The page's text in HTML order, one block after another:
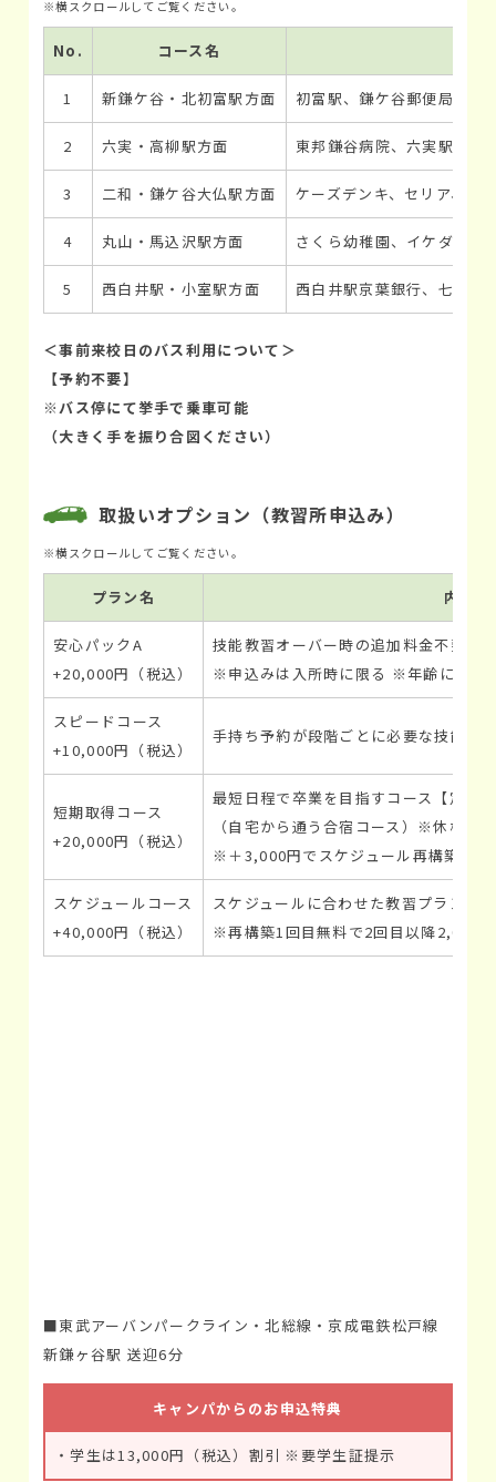
No. コース名
1 新鎌ケ谷・北初富駅方面 初富駅、鎌ケ谷郵便局、東
2 六実・高柳駅方面 東邦鎌谷病院、六実駅、さ
3 二和・鎌ケ谷大仏駅方面 ケーズデンキ、セリア、北
4 丸山・馬込沢駅方面 さくら幼稚園、イケダオー
5 西白井駅・小室駅方面 西白井駅京葉銀行、七次台
＜事前来校日のバス利用について＞
【予約不要】
※バス停にて挙手で乗車可能
（大きく手を振り合図ください）
取扱いオプション（教習所申込み）
プラン名 内容
安心パックA
+20,000円（税込）
技能教習オーバー時の追加料金不要＆
※申込みは入所時に限る ※年齢により
スピードコース
+10,000円（税込）
手持ち予約が段階ごとに必要な技能教
短期取得コース
+20,000円（税込）
最短日程で卒業を目指すコース【定員
（自宅から通う合宿コース）※休校日
※＋3,000円でスケジュール再構築（卒
スケジュールコース
+40,000円（税込）
スケジュールに合わせた教習プラン提
※再構築1回目無料で2回目以降2,000
■東武アーバンパークライン・北総線・京成電鉄松戸線
新鎌ヶ谷駅 送迎6分
キャンパからのお申込特典
・学生は13,000円（税込）割引 ※要学生証提示